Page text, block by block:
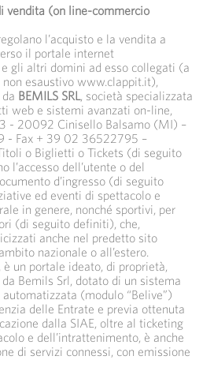
vendita (on line-commercio
l’acquisto e la vendita a
il portale internet
e gli altri domini ad esso collegati (a
esaustivo www.clappit.it),
BEMILS SRL , società specializzata
web e sistemi avanzati on-line,
- 20092 Cinisello Balsamo (MI) –
- Fax + 39 02 36522795 –
o Biglietti o Tickets (di seguito
l’accesso dell’utente o del
d’ingresso (di seguito
ed eventi di spettacolo e
in genere, nonché sportivi, per
(di seguito definiti), che,
anche nel predetto sito
nazionale o all’estero.
un portale ideato, di proprietà,
Bemils Srl, dotato di un sistema
(modulo “Belive”)
delle Entrate e previa ottenuta
dalla SIAE, oltre al ticketing
e dell’intrattenimento, è anche
di servizi connessi, con emissione